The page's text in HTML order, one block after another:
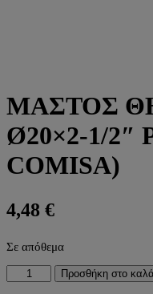
ΜΑΣΤΟΣ
Ø20×2-1/2″
COMISA)
4,48 €
Σε απόθεμα
ΜΑΣΤΟΣ
ΘΗΛΥΚΟΣ
Προσθήκη στο